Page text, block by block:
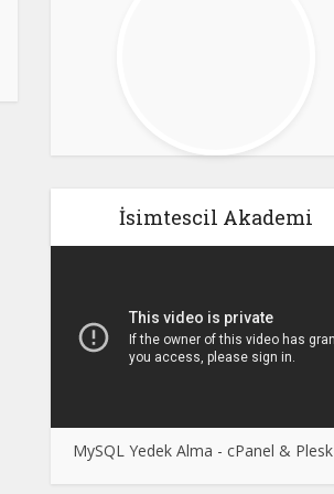
İsimtescil Akademi
MySQL Yedek Alma - cPanel & Plesk